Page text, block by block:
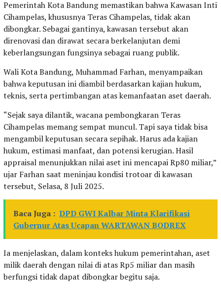
Pemerintah Kota Bandung memastikan bahwa Kawasan Inti
Cihampelas, khususnya Teras Cihampelas, tidak akan
dibongkar. Sebagai gantinya, kawasan tersebut akan
direnovasi dan dirawat secara berkelanjutan demi
keberlangsungan fungsinya sebagai ruang publik.
Wali Kota Bandung, Muhammad Farhan, menyampaikan
bahwa keputusan ini diambil berdasarkan kajian hukum,
teknis, serta pertimbangan atas kemanfaatan aset daerah.
“Sejak saya dilantik, wacana pembongkaran Teras
Cihampelas memang sempat muncul. Tapi saya tidak bisa
mengambil keputusan secara sepihak. Harus ada kajian
hukum, estimasi manfaat, dan potensi kerugian. Hasil
appraisal menunjukkan nilai aset ini mencapai Rp80 miliar,”
ujar Farhan saat meninjau kondisi trotoar di kawasan
tersebut, Selasa, 8 Juli 2025.
Baca Juga : DPD GWI Kalbar Minta Klarifikasi
Gubernur Atas Ucapan WARTAWAN BODREX
Ia menjelaskan, dalam konteks hukum pemerintahan, aset
milik daerah dengan nilai di atas Rp5 miliar dan masih
berfungsi tidak dapat dibongkar begitu saja.